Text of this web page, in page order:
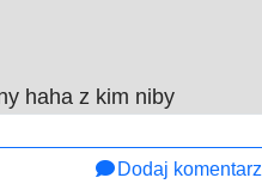
haha z kim niby
Dodaj komentarz